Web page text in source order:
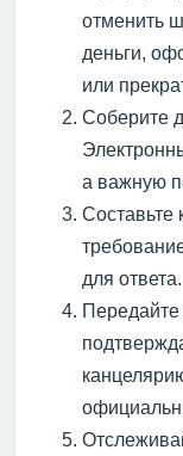
отменить
деньги,
или
Соберите
а важную
Составьте
для ответа.